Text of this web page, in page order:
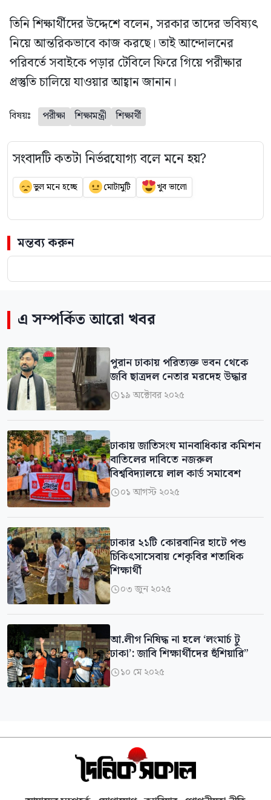
তিনি শিক্ষার্থীদের উদ্দেশে বলেন, সরকার তাদের ভবিষ্যৎ
নিয়ে আন্তরিকভাবে কাজ করছে। তাই আন্দোলনের
পরিবর্তে সবাইকে পড়ার টেবিলে ফিরে গিয়ে পরীক্ষার
প্রস্তুতি চালিয়ে যাওয়ার আহ্বান জানান।
বিষয়ঃ পরীক্ষা শিক্ষামন্ত্রী শিক্ষার্থী
সংবাদটি কতটা নির্ভরযোগ্য বলে মনে হয়?
ভুল মনে হচ্ছে মোটামুটি খুব ভালো
মন্তব্য করুন
এ সম্পর্কিত আরো খবর
পুরান ঢাকায় পরিত্যক্ত ভবন থেকে
জবি ছাত্রদল নেতার মরদেহ উদ্ধার
১৯ অক্টোবর ২০২৫
ঢাকায় জাতিসংঘ মানবাধিকার কমিশন
বাতিলের দাবিতে নজরুল
বিশ্ববিদ্যালয়ে লাল কার্ড সমাবেশ
০১ আগস্ট ২০২৫
ঢাকার ২১টি কোরবানির হাটে পশু
চিকিৎসাসেবায় শেকৃবির শতাধিক
শিক্ষার্থী
০৩ জুন ২০২৫
আ.লীগ নিষিদ্ধ না হলে ‘লংমার্চ টু
ঢাকা’: জাবি শিক্ষার্থীদের হুঁশিয়ারি”
১০ মে ২০২৫